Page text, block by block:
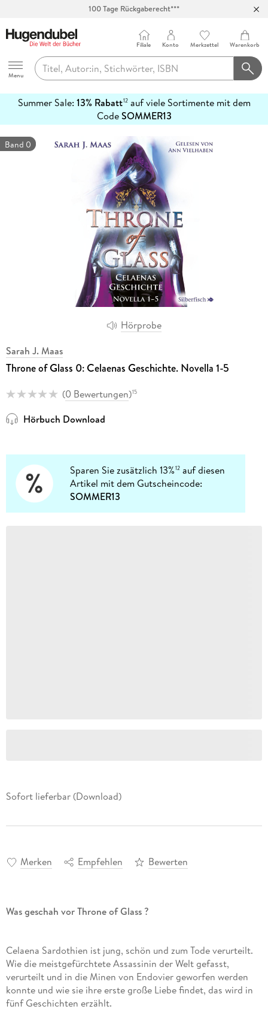
Hugendubel
Menu
Filiale Konto Merkzettel Warenkorb
Summer Sale: 13% Rabatt12auf viele Sortimente mit dem
CodeSOMMER13
erfahren
Hörprobe
Band 0
Sarah J. Maas
Throne of Glass 0: Celaenas Geschichte. Novella 1-5
(0 Bewertungen)15
Hörbuch Download
Sparen Sie zusätzlich 13%12 auf diesen
Artikel mit dem Gutscheincode:
SOMMER13
Sofort lieferbar (Download)
Merken Empfehlen Bewerten
Was geschah vor Throne of Glass ?
Celaena Sardothien ist jung, schön und zum Tode verurteilt.
Wie die meistgefürchtete Assassinin der Welt gefasst,
verurteilt und in die Minen von Endovier geworfen werden
konnte und wie sie ihre erste große Liebe findet, das wird in
fünf Geschichten erzählt.